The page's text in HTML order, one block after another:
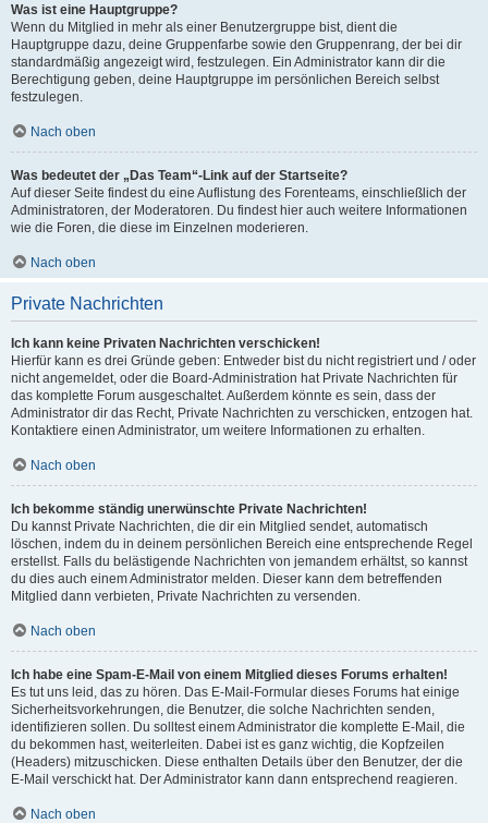
Was ist eine Hauptgruppe?
Wenn du Mitglied in mehr als einer Benutzergruppe bist, dient die
Hauptgruppe dazu, deine Gruppenfarbe sowie den Gruppenrang, der bei dir
standardmäßig angezeigt wird, festzulegen. Ein Administrator kann dir die
Berechtigung geben, deine Hauptgruppe im persönlichen Bereich selbst
festzulegen.
Nach oben
Was bedeutet der „Das Team“-Link auf der Startseite?
Auf dieser Seite findest du eine Auflistung des Forenteams, einschließlich der
Administratoren, der Moderatoren. Du findest hier auch weitere Informationen
wie die Foren, die diese im Einzelnen moderieren.
Nach oben
Private Nachrichten
Ich kann keine Privaten Nachrichten verschicken!
Hierfür kann es drei Gründe geben: Entweder bist du nicht registriert und / oder
nicht angemeldet, oder die Board-Administration hat Private Nachrichten für
das komplette Forum ausgeschaltet. Außerdem könnte es sein, dass der
Administrator dir das Recht, Private Nachrichten zu verschicken, entzogen hat.
Kontaktiere einen Administrator, um weitere Informationen zu erhalten.
Nach oben
Ich bekomme ständig unerwünschte Private Nachrichten!
Du kannst Private Nachrichten, die dir ein Mitglied sendet, automatisch
löschen, indem du in deinem persönlichen Bereich eine entsprechende Regel
erstellst. Falls du belästigende Nachrichten von jemandem erhältst, so kannst
du dies auch einem Administrator melden. Dieser kann dem betreffenden
Mitglied dann verbieten, Private Nachrichten zu versenden.
Nach oben
Ich habe eine Spam-E-Mail von einem Mitglied dieses Forums erhalten!
Es tut uns leid, das zu hören. Das E-Mail-Formular dieses Forums hat einige
Sicherheitsvorkehrungen, die Benutzer, die solche Nachrichten senden,
identifizieren sollen. Du solltest einem Administrator die komplette E-Mail, die
du bekommen hast, weiterleiten. Dabei ist es ganz wichtig, die Kopfzeilen
(Headers) mitzuschicken. Diese enthalten Details über den Benutzer, der die
E-Mail verschickt hat. Der Administrator kann dann entsprechend reagieren.
Nach oben